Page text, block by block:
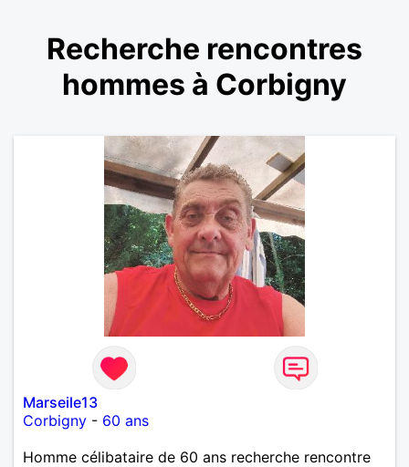
Recherche rencontres
hommes à Corbigny
Marseile13
Corbigny - 60 ans
Homme célibataire de 60 ans recherche rencontre